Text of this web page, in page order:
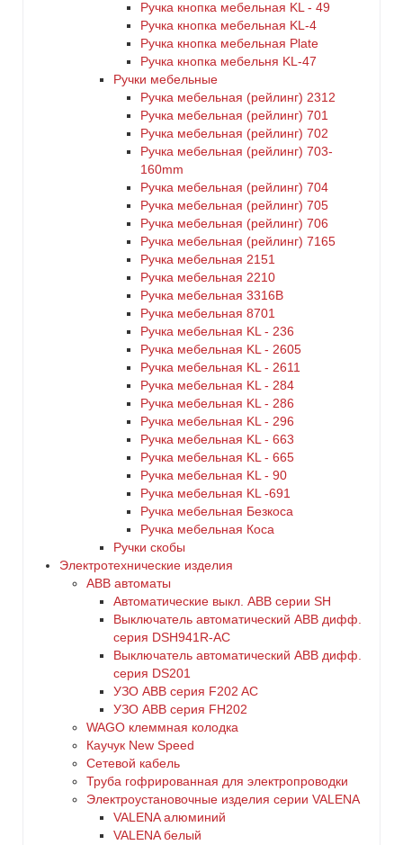
Ручка кнопка мебельная KL - 49
Ручка кнопка мебельная KL-4
Ручка кнопка мебельная Plate
Ручка кнопка мебельня KL-47
Ручки мебельные
Ручка мебельная (рейлинг) 2312
Ручка мебельная (рейлинг) 701
Ручка мебельная (рейлинг) 702
Ручка мебельная (рейлинг) 703-
160mm
Ручка мебельная (рейлинг) 704
Ручка мебельная (рейлинг) 705
Ручка мебельная (рейлинг) 706
Ручка мебельная (рейлинг) 7165
Ручка мебельная 2151
Ручка мебельная 2210
Ручка мебельная 3316B
Ручка мебельная 8701
Ручка мебельная KL - 236
Ручка мебельная KL - 2605
Ручка мебельная KL - 2611
Ручка мебельная KL - 284
Ручка мебельная KL - 286
Ручка мебельная KL - 296
Ручка мебельная KL - 663
Ручка мебельная KL - 665
Ручка мебельная KL - 90
Ручка мебельная KL -691
Ручка мебельная Безкоса
Ручка мебельная Коса
Ручки скобы
Электротехнические изделия
ABB автоматы
Автоматические выкл. ABB серии SH
Выключатель автоматический ABB дифф.
серия DSH941R-AC
Выключатель автоматический АВВ дифф.
серия DS201
УЗО ABB серия F202 AC
УЗО АВВ серия FH202
WAGO клеммная колодка
Каучук New Speed
Сетевой кабель
Труба гофрированная для электропроводки
Электроустановочные изделия серии VALENA
VALENA алюминий
VALENA белый